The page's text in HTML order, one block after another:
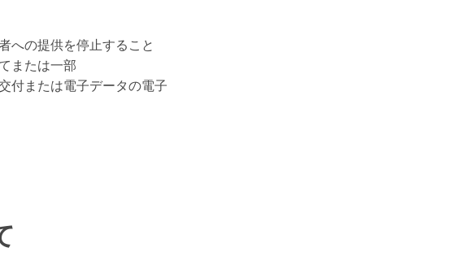
への提供を停止すること
または一部
付または電子データの電子